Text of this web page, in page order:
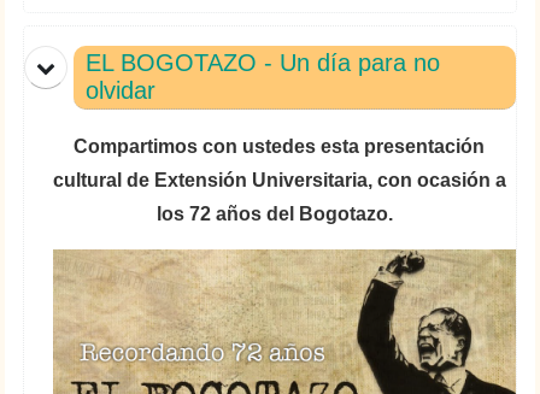
EL BOGOTAZO - Un día para no
olvidar
Compartimos con ustedes esta presentación
cultural de Extensión Universitaria, con ocasión a
los 72 años del Bogotazo.